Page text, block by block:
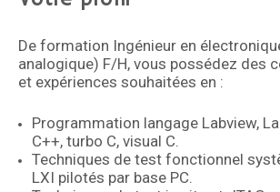
De formation Ingénieur en
analogique) F/H, vous possédez des
et expériences souhaitées en :
Programmation langage Labview,
C++, turbo C, visual C.
Techniques de test fonctionnel
LXI pilotés par base PC.